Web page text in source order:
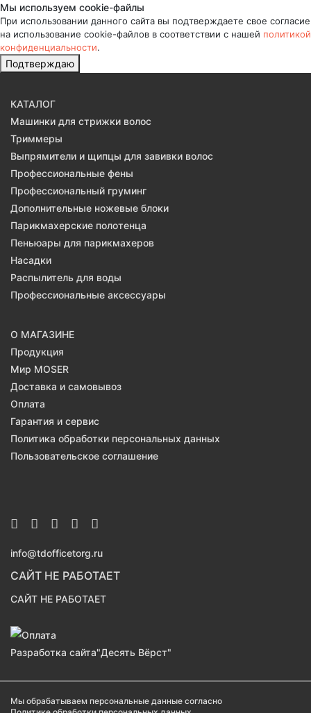
Мы используем cookie-файлы
При использовании данного сайта вы подтверждаете свое согласие
на использование cookie-файлов в соответствии с нашей политикой
конфиденциальности.
Подтверждаю
КАТАЛОГ
Машинки для стрижки волос
Триммеры
Выпрямители и щипцы для завивки волос
Профессиональные фены
Профессиональный груминг
Дополнительные ножевые блоки
Парикмахерские полотенца
Пеньюары для парикмахеров
Насадки
Распылитель для воды
Профессиональные аксессуары
О МАГАЗИНЕ
Продукция
Мир MOSER
Доставка и самовывоз
Оплата
Гарантия и сервис
Политика обработки персональных данных
Пользовательское соглашение
info@tdofficetorg.ru
САЙТ НЕ РАБОТАЕТ
САЙТ НЕ РАБОТАЕТ
Разработка сайта"Десять Вёрст"
Мы обрабатываем персональные данные согласно